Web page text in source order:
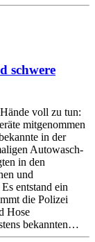
schwere
voll zu tun:
mitgenommen
in der
Autowasch-
in den
und
entstand ein
die Polizei
Hose
bekannten…